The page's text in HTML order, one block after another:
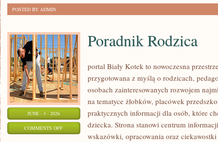
POSTED BY ADMIN
JUNE - 3 - 2026
COMMENTS OFFON
Poradnik Rodzica
portal Biały Kotek to nowoczesna
przygotowana z myślą o rodzicach,
osobach zainteresowanych rozwojem
na tematyce żłobków, placówek
praktycznych informacji dla osób, które
dziecka. Strona stanowi centrum
wskazówki, opracowania oraz